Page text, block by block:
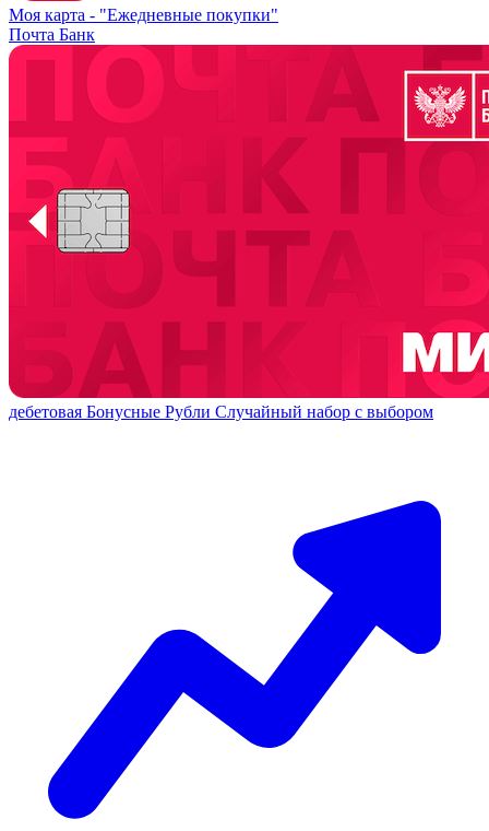
Моя карта - "Ежедневные покупки"
Почта Банк
дебетовая Бонусные Рубли Случайный набор с выбором